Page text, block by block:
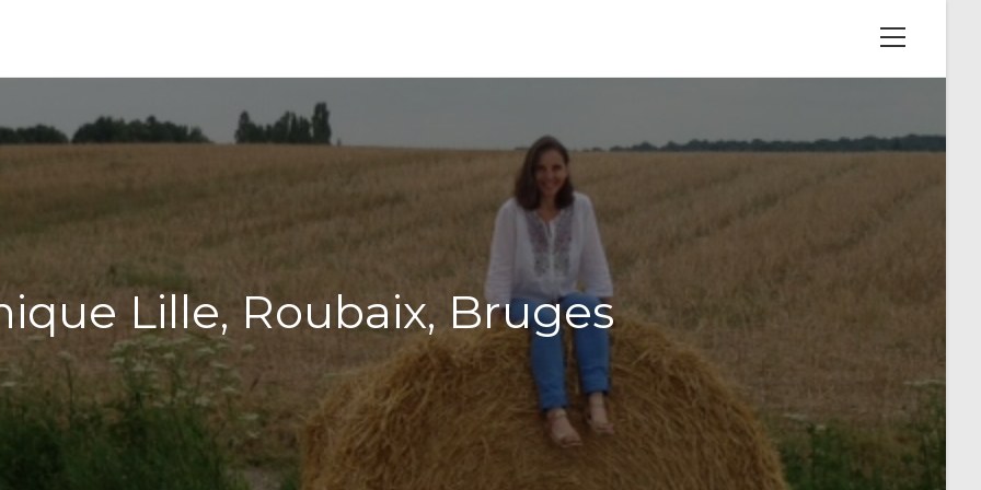
View
Lille, Roubaix, Bruges